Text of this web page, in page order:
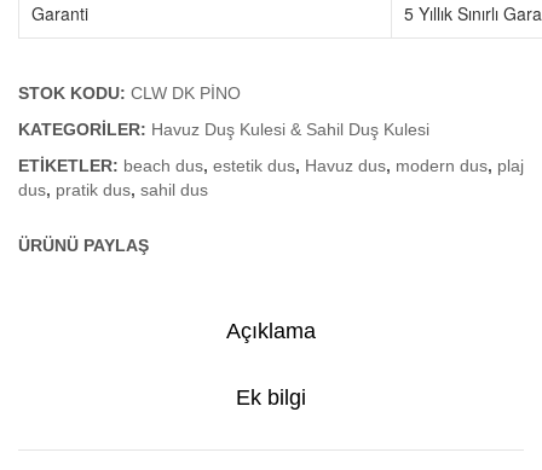
Garanti 5 Yıllık Sınırlı
STOK KODU: CLW DK PİNO
KATEGORILER: Havuz Duş Kulesi & Sahil Duş Kulesi
ETIKETLER: beach dus, estetik dus, Havuz dus, modern dus, plaj
dus, pratik dus, sahil dus
ÜRÜNÜ PAYLAŞ
Açıklama
Ek bilgi